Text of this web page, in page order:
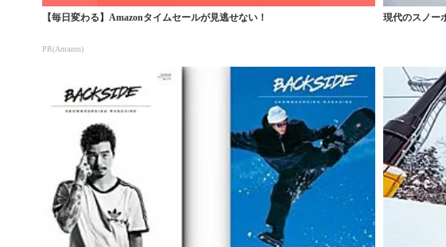
【毎日変わる】Amazonタイムセールが見逃せない！
PR(Amazon)
現代のスノー